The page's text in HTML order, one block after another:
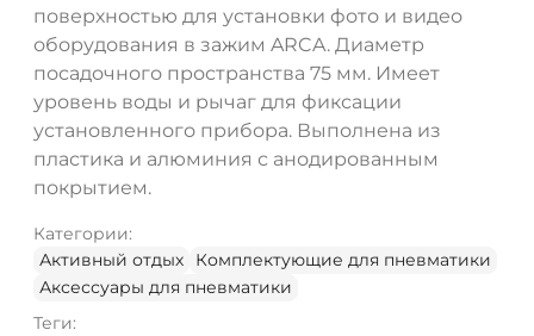
поверхностью для установки фото и видео
оборудования в зажим ARCA. Диаметр
посадочного пространства 75 мм. Имеет
уровень воды и рычаг для фиксации
установленного прибора. Выполнена из
пластика и алюминия с анодированным
покрытием.
Категории:
Активный отдых
Комплектующие для пневматики
Аксессуары для пневматики
Теги: